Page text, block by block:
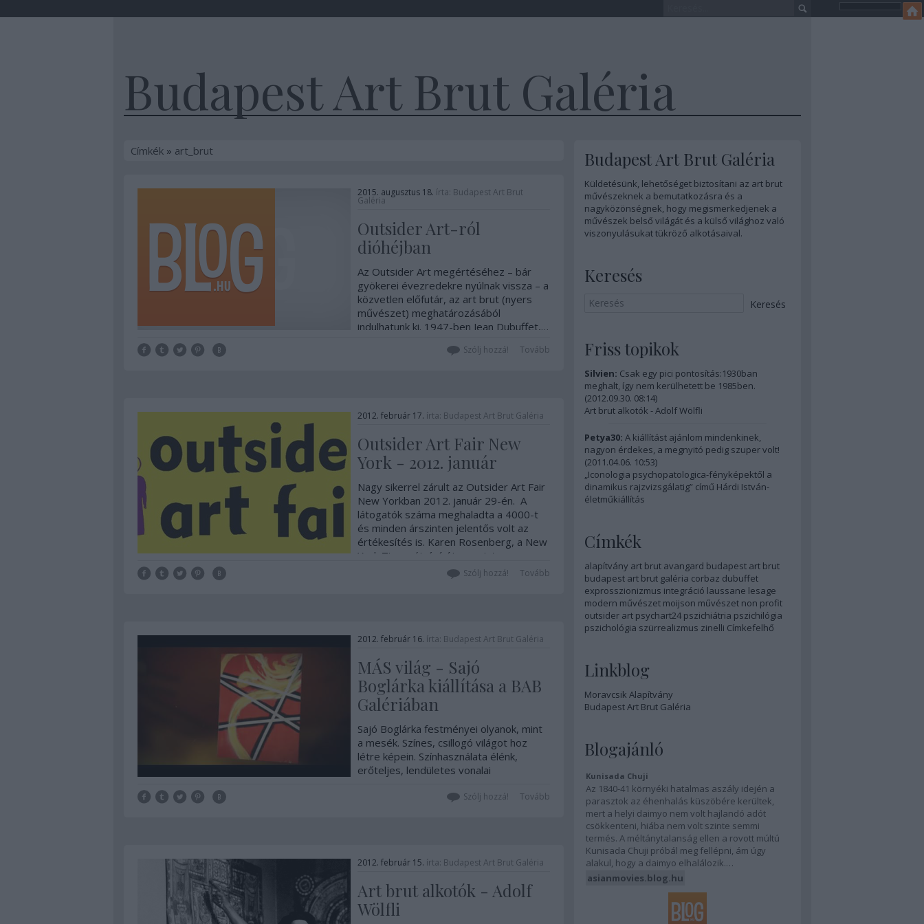
Budapest Art Brut Galéria
Címkék» art_brut
2015. augusztus 18. írta: Budapest Art Brut
Galéria
Outsider Art-ról
dióhéjban
Az Outsider Art megértéséhez – bár
gyökerei évezredekre nyúlnak vissza – a
közvetlen előfutár, az art brut (nyers
művészet) meghatározásából
indulhatunk ki. 1947-ben Jean Dubuffet,…
Tovább
Szólj hozzá!
2012. február 17. írta: Budapest Art Brut Galéria
Outsider Art Fair New
York - 2012. január
Nagy sikerrel zárult az Outsider Art Fair
New Yorkban 2012. január 29-én. A
látogatók száma meghaladta a 4000-t
és minden árszinten jelentős volt az
értékesítés is. Karen Rosenberg, a New
York Times újságírója szerint az
outsider művész olyan autódidaktaTovább
Szólj hozzá!
2012. február 16. írta: Budapest Art Brut Galéria
MÁS világ - Sajó
Boglárka kiállítása a BAB
Galériában
Sajó Boglárka festményei olyanok, mint
a mesék. Színes, csillogó világot hoz
létre képein. Színhasználata élénk,
erőteljes, lendületes vonalai
az áramlásból emelkednek ki különösTovább
Szólj hozzá!
2012. február 15. írta: Budapest Art Brut Galéria
Art brut alkotók - Adolf
Wölfli
Budapest Art Brut Galéria
Küldetésünk, lehetőséget biztosítani az art brut
művészeknek a bemutatkozásra és a
nagyközönségnek, hogy megismerkedjenek a
művészek belső világát és a külső világhoz való
viszonyulásukat tükröző alkotásaival.
Keresés
Friss topikok
Silvien: Csak egy pici pontosítás:1930ban
meghalt, így nem kerülhetett be 1985ben.
(2012.09.30. 08:14)
Art brut alkotók - Adolf Wölfli
Petya30: A kiállítást ajánlom mindenkinek,
nagyon érdekes, a megnyitó pedig szuper volt!
(2011.04.06. 10:53)
„Iconologia psychopatologica-fényképektől a
dinamikus rajzvizsgálatig” című Hárdi István-
életműkiállítás
Címkék
alapítvány art brut avangard budapest art brut
budapest art brut galéria corbaz dubuffet
exprosszionizmus integráció laussane lesage
modern művészet moijson művészet non profit
outsider art psychart24 pszichiátria pszichilógia
pszichológia szürrealizmus zinelli Címkefelhő
Linkblog
Moravcsik Alapítvány
Budapest Art Brut Galéria
Blogajánló
Kunisada Chuji
Az 1840-41 környéki hatalmas aszály idején a
parasztok az éhenhalás küszöbére kerültek,
mert a helyi daimyo nem volt hajlandó adót
csökkenteni, hiába nem volt szinte semmi
termés. A méltánytalanság ellen a rovott múltú
Kunisada Chuji próbál meg fellépni, ám úgy
alakul, hogy a daimyo elhalálozik.…
asianmovies.blog.hu